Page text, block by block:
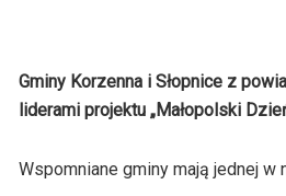
Gminy Korzenna i Słopnice z
liderami projektu „Małopolski
Wspomniane gminy mają jednej